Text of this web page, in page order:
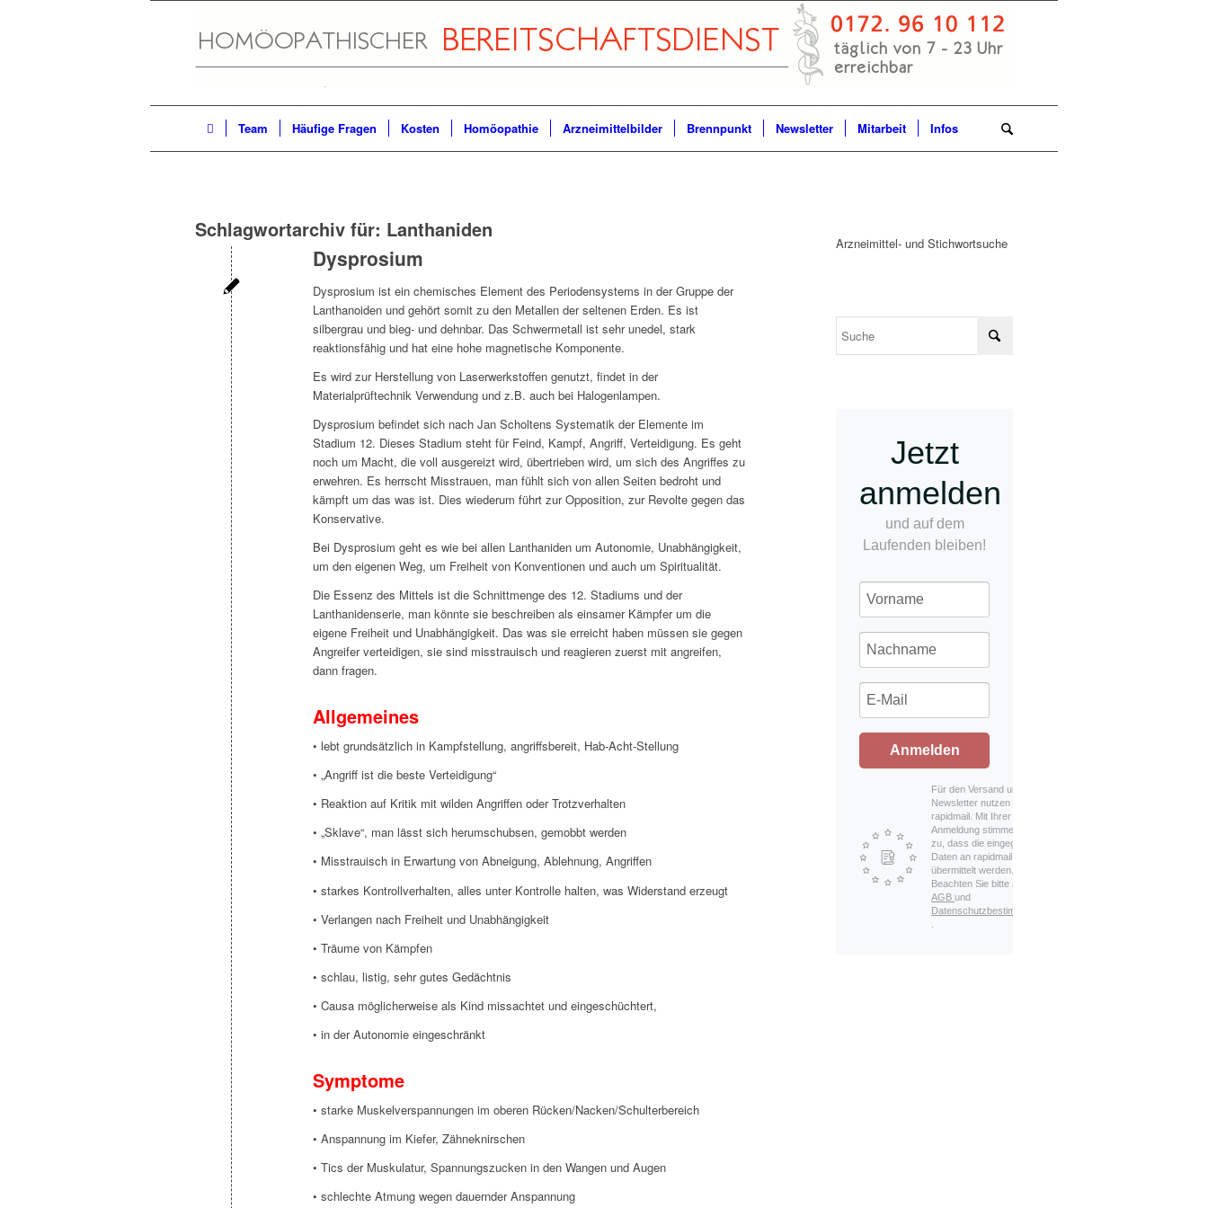
Team Häufige Fragen Kosten Homöopathie Arzneimittelbilder Brennpunkt Newsletter Mitarbeit Infos
Schlagwortarchiv für: Lanthaniden
Dysprosium
Dysprosium ist ein chemisches Element des Periodensystems in der Gruppe der
Lanthanoiden und gehört somit zu den Metallen der seltenen Erden. Es ist
silbergrau und bieg- und dehnbar. Das Schwermetall ist sehr unedel, stark
reaktionsfähig und hat eine hohe magnetische Komponente.
Es wird zur Herstellung von Laserwerkstoffen genutzt, findet in der
Materialprüftechnik Verwendung und z.B. auch bei Halogenlampen.
Dysprosium befindet sich nach Jan Scholtens Systematik der Elemente im
Stadium 12. Dieses Stadium steht für Feind, Kampf, Angriff, Verteidigung. Es geht
noch um Macht, die voll ausgereizt wird, übertrieben wird, um sich des Angriffes zu
erwehren. Es herrscht Misstrauen, man fühlt sich von allen Seiten bedroht und
kämpft um das was ist. Dies wiederum führt zur Opposition, zur Revolte gegen das
Konservative.
Bei Dysprosium geht es wie bei allen Lanthaniden um Autonomie, Unabhängigkeit,
um den eigenen Weg, um Freiheit von Konventionen und auch um Spiritualität.
Die Essenz des Mittels ist die Schnittmenge des 12. Stadiums und der
Lanthanidenserie, man könnte sie beschreiben als einsamer Kämpfer um die
eigene Freiheit und Unabhängigkeit. Das was sie erreicht haben müssen sie gegen
Angreifer verteidigen, sie sind misstrauisch und reagieren zuerst mit angreifen,
dann fragen.
Allgemeines
• lebt grundsätzlich in Kampfstellung, angriffsbereit, Hab-Acht-Stellung
• „Angriff ist die beste Verteidigung“
• Reaktion auf Kritik mit wilden Angriffen oder Trotzverhalten
• „Sklave“, man lässt sich herumschubsen, gemobbt werden
• Misstrauisch in Erwartung von Abneigung, Ablehnung, Angriffen
• starkes Kontrollverhalten, alles unter Kontrolle halten, was Widerstand erzeugt
• Verlangen nach Freiheit und Unabhängigkeit
• Träume von Kämpfen
• schlau, listig, sehr gutes Gedächtnis
• Causa möglicherweise als Kind missachtet und eingeschüchtert,
• in der Autonomie eingeschränkt
Symptome
• starke Muskelverspannungen im oberen Rücken/Nacken/Schulterbereich
• Anspannung im Kiefer, Zähneknirschen
• Tics der Muskulatur, Spannungszucken in den Wangen und Augen
• schlechte Atmung wegen dauernder Anspannung
Arzneimittel- und Stichwortsuche
Jetzt
anmelden
und auf dem
Laufenden bleiben!
Anmelden
Für den Versand unserer
Newsletter nutzen wir
rapidmail. Mit Ihrer
Anmeldung stimmen Sie
zu, dass die eingegebenen
Daten an rapidmail
übermittelt werden.
Beachten Sie bitte auch die
AGBund
Datenschutzbestimmungen